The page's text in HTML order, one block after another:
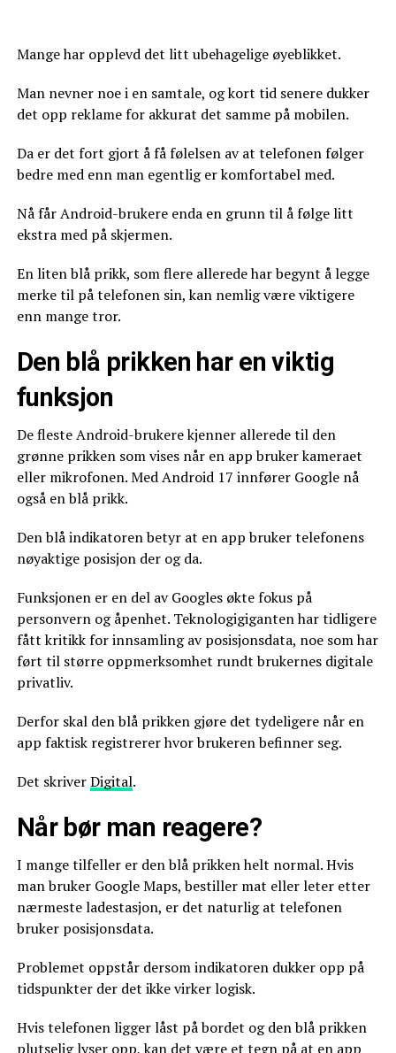
Mange har opplevd det litt ubehagelige øyeblikket.
Man nevner noe i en samtale, og kort tid senere dukker
det opp reklame for akkurat det samme på mobilen.
Da er det fort gjort å få følelsen av at telefonen følger
bedre med enn man egentlig er komfortabel med.
Nå får Android-brukere enda en grunn til å følge litt
ekstra med på skjermen.
En liten blå prikk, som flere allerede har begynt å legge
merke til på telefonen sin, kan nemlig være viktigere
enn mange tror.
Den blå prikken har en viktig
funksjon
De fleste Android-brukere kjenner allerede til den
grønne prikken som vises når en app bruker kameraet
eller mikrofonen. Med Android 17 innfører Google nå
også en blå prikk.
Den blå indikatoren betyr at en app bruker telefonens
nøyaktige posisjon der og da.
Funksjonen er en del av Googles økte fokus på
personvern og åpenhet. Teknologigiganten har tidligere
fått kritikk for innsamling av posisjonsdata, noe som har
ført til større oppmerksomhet rundt brukernes digitale
privatliv.
Derfor skal den blå prikken gjøre det tydeligere når en
app faktisk registrerer hvor brukeren befinner seg.
Det skriverDigital.
Når bør man reagere?
I mange tilfeller er den blå prikken helt normal. Hvis
man bruker Google Maps, bestiller mat eller leter etter
nærmeste ladestasjon, er det naturlig at telefonen
bruker posisjonsdata.
Problemet oppstår dersom indikatoren dukker opp på
tidspunkter der det ikke virker logisk.
Hvis telefonen ligger låst på bordet og den blå prikken
plutselig lyser opp, kan det være et tegn på at en app